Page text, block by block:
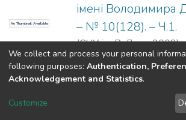
No Thumbnail Available
імені Володимира
– № 10(128). – Ч.1.
(СНУ ім. В. Даля,2008)
Dspace & Volodymyr Dahl East Ukrainian
We collect and process your personal
following purposes: Authentication,
Acknowledgement and Statistics.
Customize